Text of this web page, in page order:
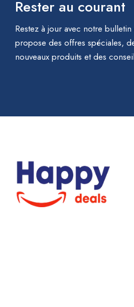
Rester au courant
Restez à jour avec notre
propose des offres spéciales,
nouveaux produits et des